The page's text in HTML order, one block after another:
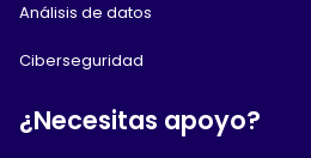
Análisis de datos
Ciberseguridad
¿Necesitas apoyo?